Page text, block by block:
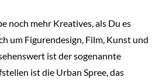
noch mehr Kreatives, als Du es
um Figurendesign, Film, Kunst und
ist der sogenannte
ist die Urban Spree, das